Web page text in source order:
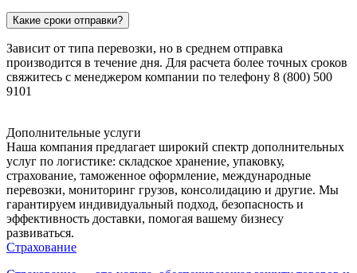
Какие сроки отправки?
Зависит от типа перевозки, но в среднем отправка
производится в течение дня. Для расчета более точных сроков
свяжитесь с менеджером компании по телефону 8 (800) 500
9101
Дополнительные услуги
Наша компания предлагает широкий спектр дополнительных
услуг по логистике: складское хранение, упаковку,
страхование, таможенное оформление, международные
перевозки, мониторинг грузов, консолидацию и другие. Мы
гарантируем индивидуальный подход, безопасность и
эффективность доставки, помогая вашему бизнесу
развиваться.
Страхование